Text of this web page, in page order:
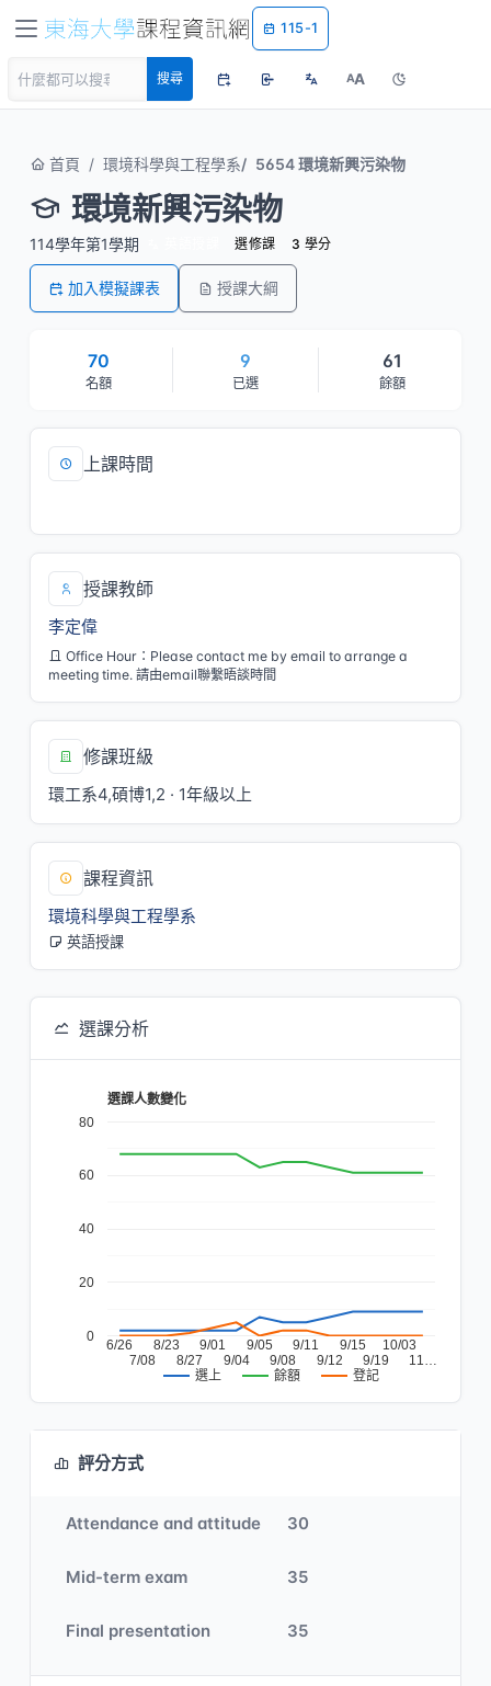
115-1
搜尋 AA
首頁 環境科學與工程學系 5654 環境新興污染物
環境新興污染物
114學年第1學期 選修課 3 學分
加入模擬課表 授課大綱
70
名額
9
已選
61
餘額
上課時間
授課教師
李定偉
Office Hour：Please contact me by email to arrange a
meeting time. 請由email聯繫晤談時間
修課班級
環工系4,碩博1,2 · 1年級以上
課程資訊
環境科學與工程學系
英語授課
選課分析
選課人數變化
選上 餘額 登記
6/26
7/08
8/23
8/27
9/01
9/04
9/05
9/08
9/11
9/12
9/15
9/19
10/03
11…
0
20
40
60
80
評分方式
Attendance and attitude 30
Mid-term exam 35
Final presentation 35